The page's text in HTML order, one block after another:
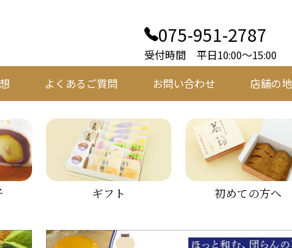
075-951-2787
受付時間 平日10:00～15:00
よくあるご質問 お問い合わせ 店舗の
ギフト 初めての方へ